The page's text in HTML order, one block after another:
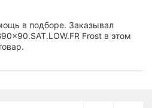
в подборе. Заказывал
Frost в этом